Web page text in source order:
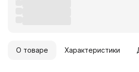
О товаре Характеристики